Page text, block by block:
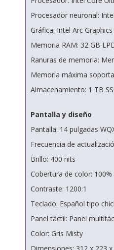
Procesador neuronal:
Gráfica: Intel Arc
Memoria RAM: 32 GB
Ranuras de memoria:
Memoria máxima
Almacenamiento: 1 TB
Pantalla y diseño
Pantalla: 14 pulgadas
Frecuencia de
Brillo: 400 nits
Cobertura de color: 100%
Contraste: 1200:1
Teclado: Español tipo
Panel táctil: Panel
Color: Gris Misty